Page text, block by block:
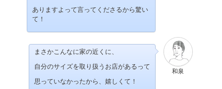
ありますよって言ってくださるから驚い
て！
和泉
まさかこんなに家の近くに、
自分のサイズを取り扱うお店があるって
思っていなかったから、嬉しくて！